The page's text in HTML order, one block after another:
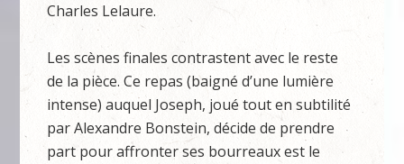
Charles Lelaure.
Les scènes finales contrastent avec le reste
de la pièce. Ce repas (baigné d’une lumière
intense) auquel Joseph, joué tout en subtilité
par Alexandre Bonstein, décide de prendre
part pour affronter ses bourreaux est le